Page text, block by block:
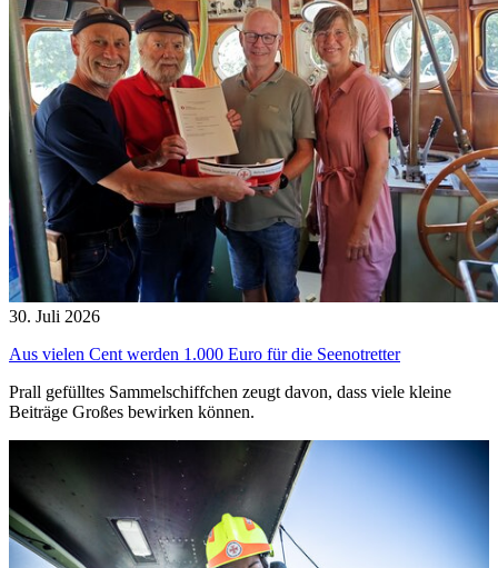
30. Juli 2026
Aus vielen Cent werden 1.000 Euro für die Seenotretter
Prall gefülltes Sammelschiffchen zeugt davon, dass viele kleine
Beiträge Großes bewirken können.